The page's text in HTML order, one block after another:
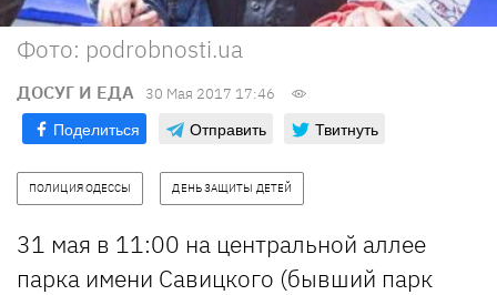
Фото: podrobnosti.ua
ДОСУГ И ЕДА 30 Мая 2017 17:46
Поделиться Отправить Твитнуть
ПОЛИЦИЯ ОДЕССЫ ДЕНЬ ЗАЩИТЫ ДЕТЕЙ
31 мая в 11:00 на центральной аллее
парка имени Савицкого (бывший парк